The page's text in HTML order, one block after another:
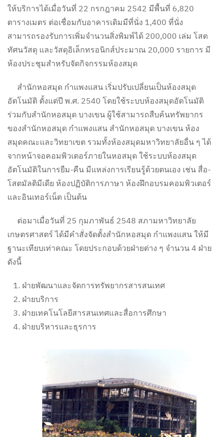
ให้บริการได้เมื่อวันที่ 22 กรกฎาคม 2542 มีพื้นที่ 6,820
ตารางเมตร ต่อเชื่อมกับอาคารเดิมมีที่นั่ง 1,400 ที่นั่ง
สามารถรองรับการเพิ่มจำนวนสิ่งพิมพ์ได้ 200,000 เล่ม โสต
ทัศนวัสดุ และวัสดุอิเล็กทรอนิกส์ประมาณ 20,000 รายการ มี
ห้องประชุมสำหรับจัดกิจกรรมห้องสมุด
สำนักหอสมุด กำแพงแสน เริ่มปรับเปลี่ยนเป็นห้องสมุด
อัตโนมัติ ตั้งแต่ปี พ.ศ. 2540 โดยใช้ระบบห้องสมุดอัตโนมัติ
ร่วมกับสำนักหอสมุด บางเขน ผู้ใช้สามารถสืบค้นทรัพยากร
ของสำนักหอสมุด กำแพงแสน สำนักหอสมุด บางเขน ห้อง
สมุดคณะและวิทยาเขต รวมทั้งห้องสมุดมหาวิทยาลัยอื่น ๆ ได้
จากหน้าจอคอมพิวเตอร์ภายในหอสมุด ใช้ระบบห้องสมุด
อัตโนมัติในการยืม-คืน มีแหล่งการเรียนรู้ด้วยตนเอง เช่น สื่อ-
โสตมัลติมีเดีย ห้องปฏิบัติการภาษา ห้องฝึกอบรมคอมพิวเตอร์
และอินเทอร์เน็ต เป็นต้น
ต่อมาเมื่อวันที่ 25 กุมภาพันธ์ 2548 สภามหาวิทยาลัย
เกษตรศาสตร์ ได้มีคำสั่งจัดตั้งสำนักหอสมุด กำแพงแสน ให้มี
ฐานะเทียบเท่าคณะ โดยประกอบด้วยฝ่ายต่าง ๆ จำนวน 4 ฝ่าย
ดังนี้
ฝ่ายพัฒนาและจัดการทรัพยากรสารสนเทศ
ฝ่ายบริการ
ฝ่ายเทคโนโลยีสารสนเทศและสื่อการศึกษา
ฝ่ายบริหารและธุรการ